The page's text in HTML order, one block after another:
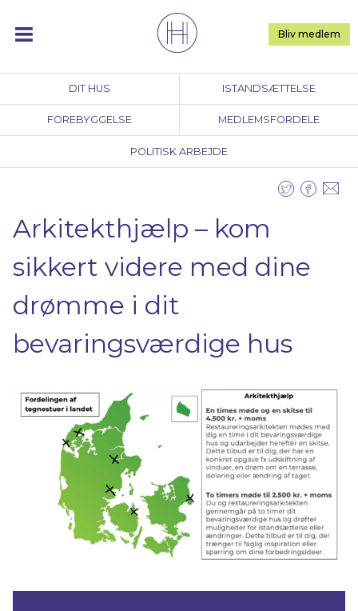
content
DIT HUS ISTANDSÆTTELSE
FOREBYGGELSE MEDLEMSFORDELE
POLITISK ARBEJDE
Bliv medlem
Arkitekthjælp – kom
sikkert videre med dine
drømme i dit
bevaringsværdige hus